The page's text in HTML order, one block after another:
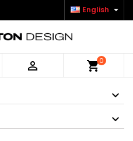
English 
 shopping_cart0